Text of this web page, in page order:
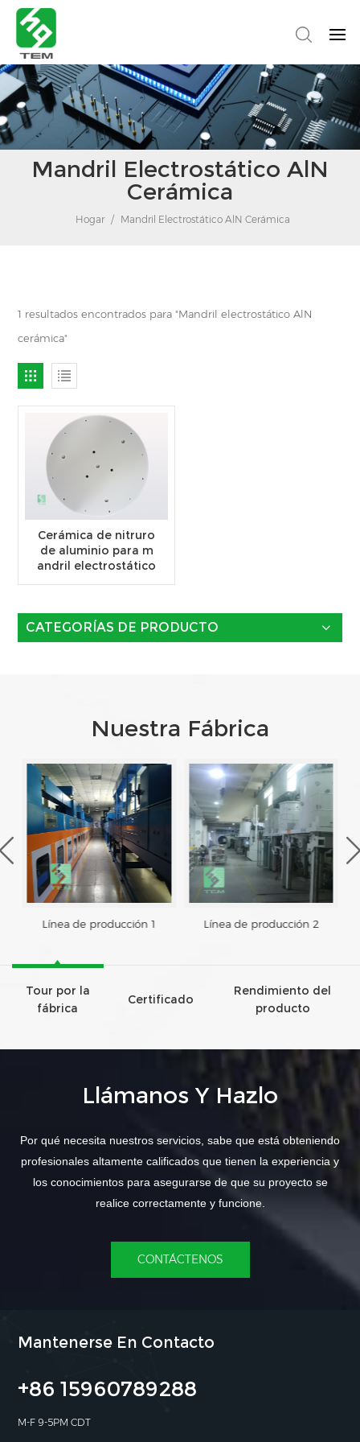
Mandril Electrostático AlN
Cerámica
Hogar / Mandril Electrostático AlN Cerámica
1 resultados encontrados para "Mandril electrostático AlN
cerámica"
Cerámica de nitruro
de aluminio para m
andril electrostático
CATEGORÍAS DE PRODUCTO
Nuestra Fábrica
Línea de producción 1 Línea de producción 2
Tour por la
fábrica
Certificado
Rendimiento del
producto
Llámanos Y Hazlo
Por qué necesita nuestros servicios, sabe que está obteniendo
profesionales altamente calificados que tienen la experiencia y
los conocimientos para asegurarse de que su proyecto se
realice correctamente y funcione.
CONTÁCTENOS
Mantenerse En Contacto
+86 15960789288
M-F 9-5PM CDT